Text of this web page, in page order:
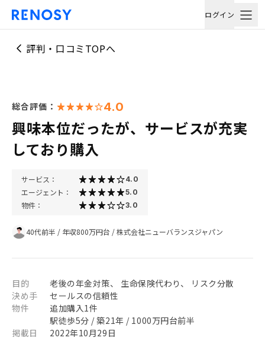
ログイン
評判・口コミTOPへ
総合評価： 4.0
興味本位だったが、サービスが充実
しており購入
サービス： 4.0
エージェント： 5.0
物件： 3.0
40代前半 / 年収800万円台 /株式会社ニューバランスジャパン
目的
老後の年金対策、 生命保険代わり、 リスク分散
決め手
セールスの信頼性
物件
追加購入1件
駅徒歩5分 / 築21年 / 1000万円台前半
掲載日
2022年10月29日